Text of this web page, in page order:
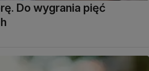
Do wygrania pięć